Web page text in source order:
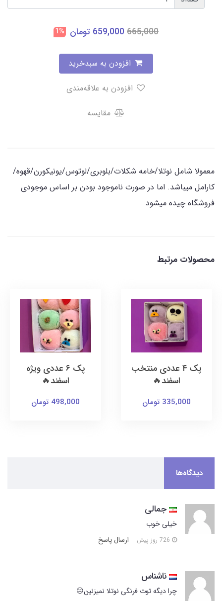
665,000
659,000 تومان 1%
مقایسه
معمولا شامل نوتلا/خامه شکلات/بلوبری/لوتوس/یونیکورن/قهوه/
کارامل میباشد. اما در صورت ناموجود بودن بر اساس موجودی
فروشگاه چیده میشود
محصولات مرتبط
پک ۴ عددی منتخب
اسفند🔥
335,000 تومان
پک ۶ عددی ویژه
اسفند🔥
498,000 تومان
دیدگاه‌ها
جمالی
خیلی خوب
ارسال پاسخ
ناشناس
چرا دیگه توت فرنگی نوتلا نمیزنین☹️